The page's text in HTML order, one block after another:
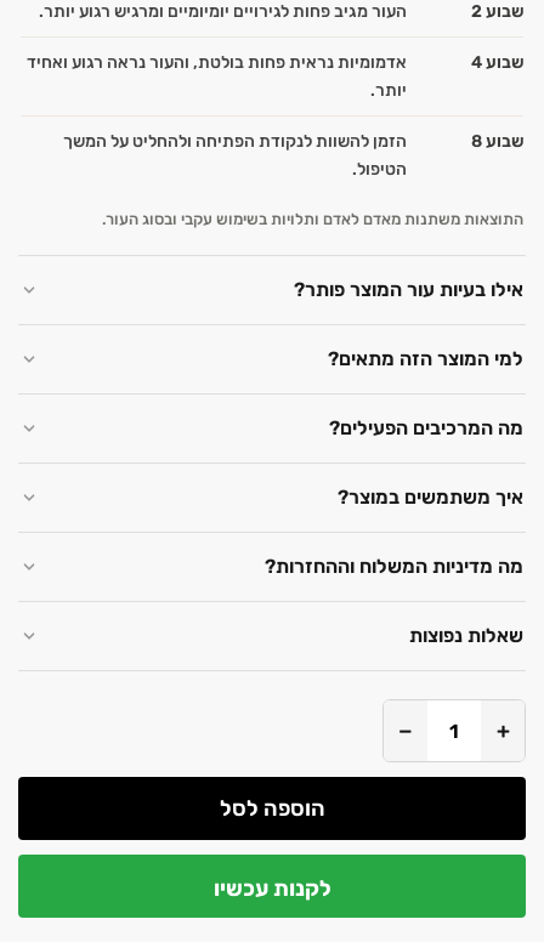
שבוע 2 העור מגיב פחות לגירויים יומיומיים ומרגיש רגוע יותר.
שבוע 4
אדמומיות נראית פחות בולטת, והעור נראה רגוע ואחיד
יותר.
שבוע 8
הזמן להשוות לנקודת הפתיחה ולהחליט על המשך
הטיפול.
התוצאות משתנות מאדם לאדם ותלויות בשימוש עקבי ובסוג העור.
אילו בעיות עור המוצר פותר?
למי המוצר הזה מתאים?
מה המרכיבים הפעילים?
איך משתמשים במוצר?
מה מדיניות המשלוח וההחזרות?
שאלות נפוצות
+
−
הוספה לסל
לקנות עכשיו